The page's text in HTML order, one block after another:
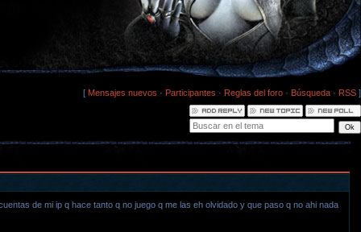
[ Mensajes nuevos · Participantes · Reglas del foro · Búsqueda · RSS ]
de mi ip q hace tanto q no juego q me las eh olvidado y que paso q no ahi nada